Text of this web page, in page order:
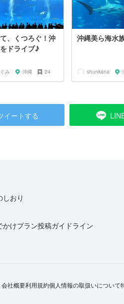
、くつろぐ！沖
ドライブ♪
み 沖縄 24
沖縄美ら海水
shunkana
イートする
しおり
かけプラン投稿ガイドライン
会社概要利用規約個人情報の取扱いについて